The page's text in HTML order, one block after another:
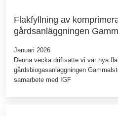
Flakfyllning av
gårdsanläggningen
Januari 2026
Denna vecka driftsatte vi vår nya
gårdsbiogasanläggningen
samarbete med IGF